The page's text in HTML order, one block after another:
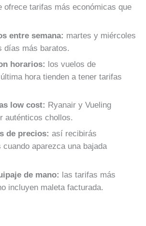
ofrece tarifas más económicas que
entre semana: martes y miércoles
días más baratos.
horarios: los vuelos de
hora tienden a tener tarifas
low cost: Ryanair y Vueling
auténticos chollos.
de precios: así recibirás
cuando aparezca una bajada
de mano: las tarifas más
incluyen maleta facturada.